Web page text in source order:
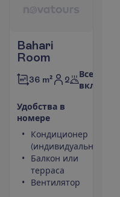
Bahari
Room
36 m² 2
Все
включено
Удобства в
номере
Кондиционер
(индивидуальный)
Балкон или
терраса
Вентилятор